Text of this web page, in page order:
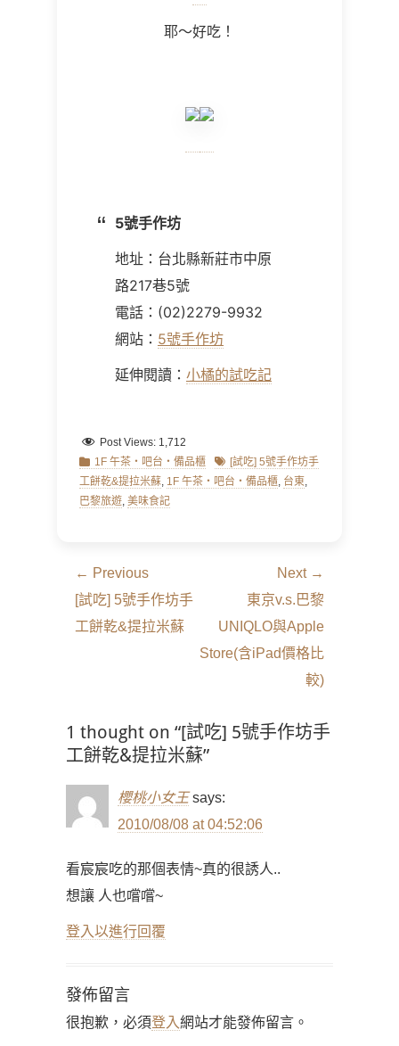
耶～好吃！
5號手作坊
地址：台北縣新莊市中原
路217巷5號
電話：(02)2279-9932
網站： 5號手作坊
延伸閱讀： 小橘的試吃記
Post Views: 1,712
Categories
1F 午茶‧吧台‧備品櫃 Tags[試吃] 5號手作坊手
工餅乾&提拉米蘇, 1F 午茶‧吧台‧備品櫃, 台東,
巴黎旅遊, 美味食記
文
章
導
覽
← Previous
Previous
post:
[試吃] 5號手作坊手
工餅乾&提拉米蘇
Next →
post:
東京v.s.巴黎
UNIQLO與Apple
Store(含iPad價格比
較)
1 thought on “[試吃] 5號手作坊手
工餅乾&提拉米蘇”
櫻桃小女王 says:
2010/08/08 at 04:52:06
看宸宸吃的那個表情~真的很誘人..
想讓 人也嚐嚐~
登入以進行回覆
發佈留言
很抱歉，必須登入網站才能發佈留言。